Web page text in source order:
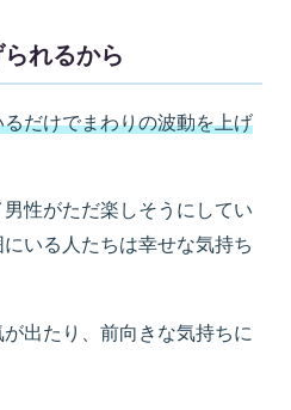
れるから
だけでまわりの波動を上げ
性がただ楽しそうにしてい
いる人たちは幸せな気持ち
出たり、前向きな気持ちに